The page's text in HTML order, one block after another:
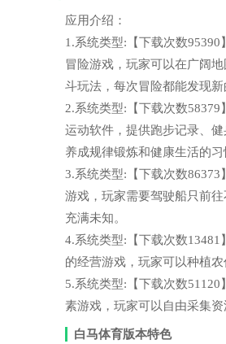
应用介绍：
1.系统类型:【下载次数
冒险游戏，玩家可以在广阔
斗玩法，每次冒险都能发现新
2.系统类型:【下载次数
运动软件，提供跑步记录、
养成规律锻炼和健康生活的习
3.系统类型:【下载次数86373
游戏，玩家需要驾驶船只前
充满未知。
4.系统类型:【下载次数13481
的经营游戏，玩家可以种植
5.系统类型:【下载次数
素游戏，玩家可以自由采集
白马体育版本特色